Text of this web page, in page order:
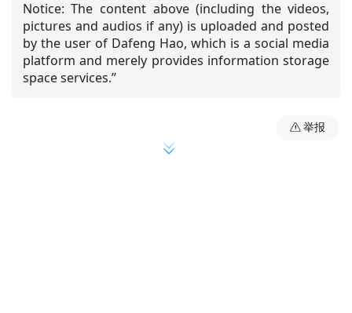
Notice: The content above (including the videos,
pictures and audios if any) is uploaded and posted
by the user of Dafeng Hao, which is a social media
platform and merely provides information storage
space services.”
举报